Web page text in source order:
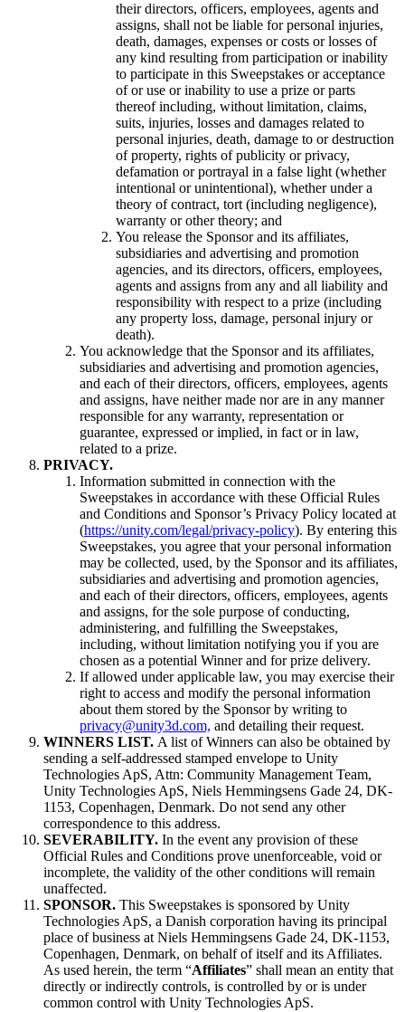
their directors, officers, employees, agents and
assigns, shall not be liable for personal injuries,
death, damages, expenses or costs or losses of
any kind resulting from participation or inability
to participate in this Sweepstakes or acceptance
of or use or inability to use a prize or parts
thereof including, without limitation, claims,
suits, injuries, losses and damages related to
personal injuries, death, damage to or destruction
of property, rights of publicity or privacy,
defamation or portrayal in a false light (whether
intentional or unintentional), whether under a
theory of contract, tort (including negligence),
warranty or other theory; and
You release the Sponsor and its affiliates,
subsidiaries and advertising and promotion
agencies, and its directors, officers, employees,
agents and assigns from any and all liability and
responsibility with respect to a prize (including
any property loss, damage, personal injury or
death).
You acknowledge that the Sponsor and its affiliates,
subsidiaries and advertising and promotion agencies,
and each of their directors, officers, employees, agents
and assigns, have neither made nor are in any manner
responsible for any warranty, representation or
guarantee, expressed or implied, in fact or in law,
related to a prize.
PRIVACY.
Information submitted in connection with the
Sweepstakes in accordance with these Official Rules
and Conditions and Sponsor’s Privacy Policy located at
(https://unity.com/legal/privacy-policy). By entering this
Sweepstakes, you agree that your personal information
may be collected, used, by the Sponsor and its affiliates,
subsidiaries and advertising and promotion agencies,
and each of their directors, officers, employees, agents
and assigns, for the sole purpose of conducting,
administering, and fulfilling the Sweepstakes,
including, without limitation notifying you if you are
chosen as a potential Winner and for prize delivery.
If allowed under applicable law, you may exercise their
right to access and modify the personal information
about them stored by the Sponsor by writing to
privacy@unity3d.com, and detailing their request.
WINNERS LIST. A list of Winners can also be obtained by
sending a self-addressed stamped envelope to Unity
Technologies ApS, Attn: Community Management Team,
Unity Technologies ApS, Niels Hemmingsens Gade 24, DK-
1153, Copenhagen, Denmark. Do not send any other
correspondence to this address.
SEVERABILITY. In the event any provision of these
Official Rules and Conditions prove unenforceable, void or
incomplete, the validity of the other conditions will remain
unaffected.
SPONSOR. This Sweepstakes is sponsored by Unity
Technologies ApS, a Danish corporation having its principal
place of business at Niels Hemmingsens Gade 24, DK-1153,
Copenhagen, Denmark, on behalf of itself and its Affiliates.
As used herein, the term “Affiliates” shall mean an entity that
directly or indirectly controls, is controlled by or is under
common control with Unity Technologies ApS.